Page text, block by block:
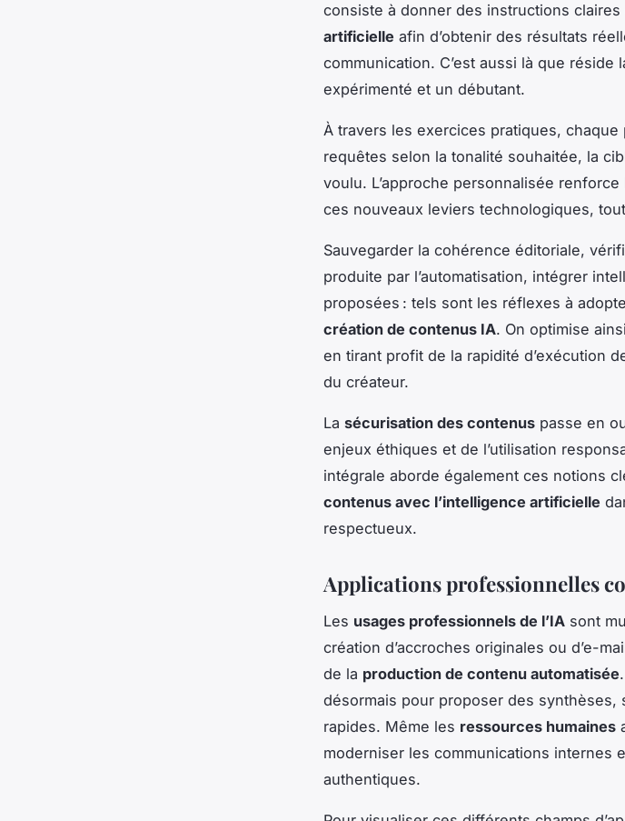
consiste à donner des instructions claires
artificielle afin d’obtenir des résultats
communication. C’est aussi là que
expérimenté et un débutant.
À travers les exercices pratiques,
requêtes selon la tonalité souhaitée, la
voulu. L’approche personnalisée
ces nouveaux leviers technologiques,
Sauvegarder la cohérence éditoriale,
produite par l’automatisation, intégrer
proposées : tels sont les réflexes à
création de contenus IA. On optimise
en tirant profit de la rapidité d’exécution
du créateur.
La sécurisation des contenus passe en
enjeux éthiques et de l’utilisation
intégrale aborde également ces notions
contenus avec l’intelligence artificielle
respectueux.
Applications professionnelles
Les usages professionnels de l’IA sont
création d’accroches originales ou d’e-
de la production de contenu automatisée
désormais pour proposer des
rapides. Même les ressources humaines
moderniser les communications internes
authentiques.